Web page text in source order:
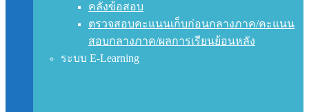
คลังข้อสอบ
ตรวจสอบคะแนนเก็บก่อนกลางภาค/คะแนน
สอบกลางภาค/ผลการเรียนย้อนหลัง
ระบบ E-Learning